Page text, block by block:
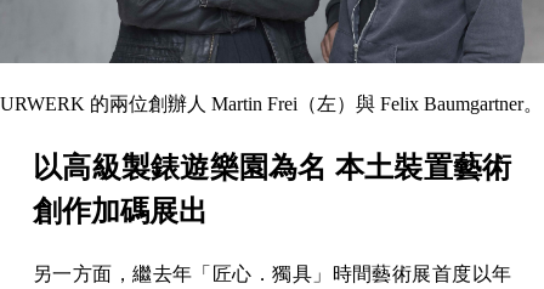
URWERK 的兩位創辦人 Martin Frei（左）與 Felix Baumgartner。
以高級製錶遊樂園為名 本土裝置藝術
創作加碼展出
另一方面，繼去年「匠心．獨具」時間藝術展首度以年